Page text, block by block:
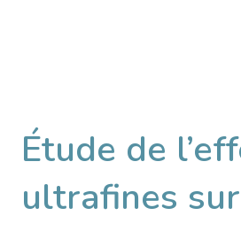
Étude de
ultrafines